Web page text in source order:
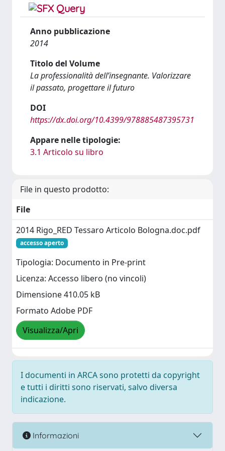
Anno pubblicazione
2014
Titolo del Volume
La professionalità dell’insegnante. Valorizzare
il passato, progettare il futuro
DOI
https://dx.doi.org/10.4399/978885487395731
Appare nelle tipologie:
3.1 Articolo su libro
File in questo prodotto:
File
2014 Rigo_RED Tessaro Articolo Bologna.doc.pdf
accesso aperto
Tipologia: Documento in Pre-print
Licenza: Accesso libero (no vincoli)
Dimensione 410.05 kB
Formato Adobe PDF
Visualizza/Apri
I documenti in ARCA sono protetti da copyright
e tutti i diritti sono riservati, salvo diversa
indicazione.
Informazioni